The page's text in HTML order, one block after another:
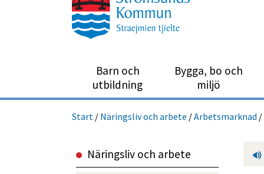
Barn och
utbild­ning
Bygga, bo och
miljö
Start / Närings­liv och arbete /Arbets­marknad /
Närings­liv och arbete